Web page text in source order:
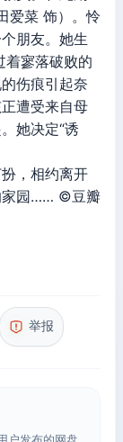
爱菜 饰）。怜
朋友。她生
着寥落破败的
伤痕引起奈
遭受来自母
她决定“诱
，相约离开
家园…… ©豆瓣
举报